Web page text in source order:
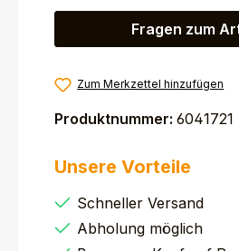
Fragen zum
Zum Merkzettel hinzufügen
Produktnummer: 6041721
Unsere Vorteile
Schneller Versand
Abholung möglich